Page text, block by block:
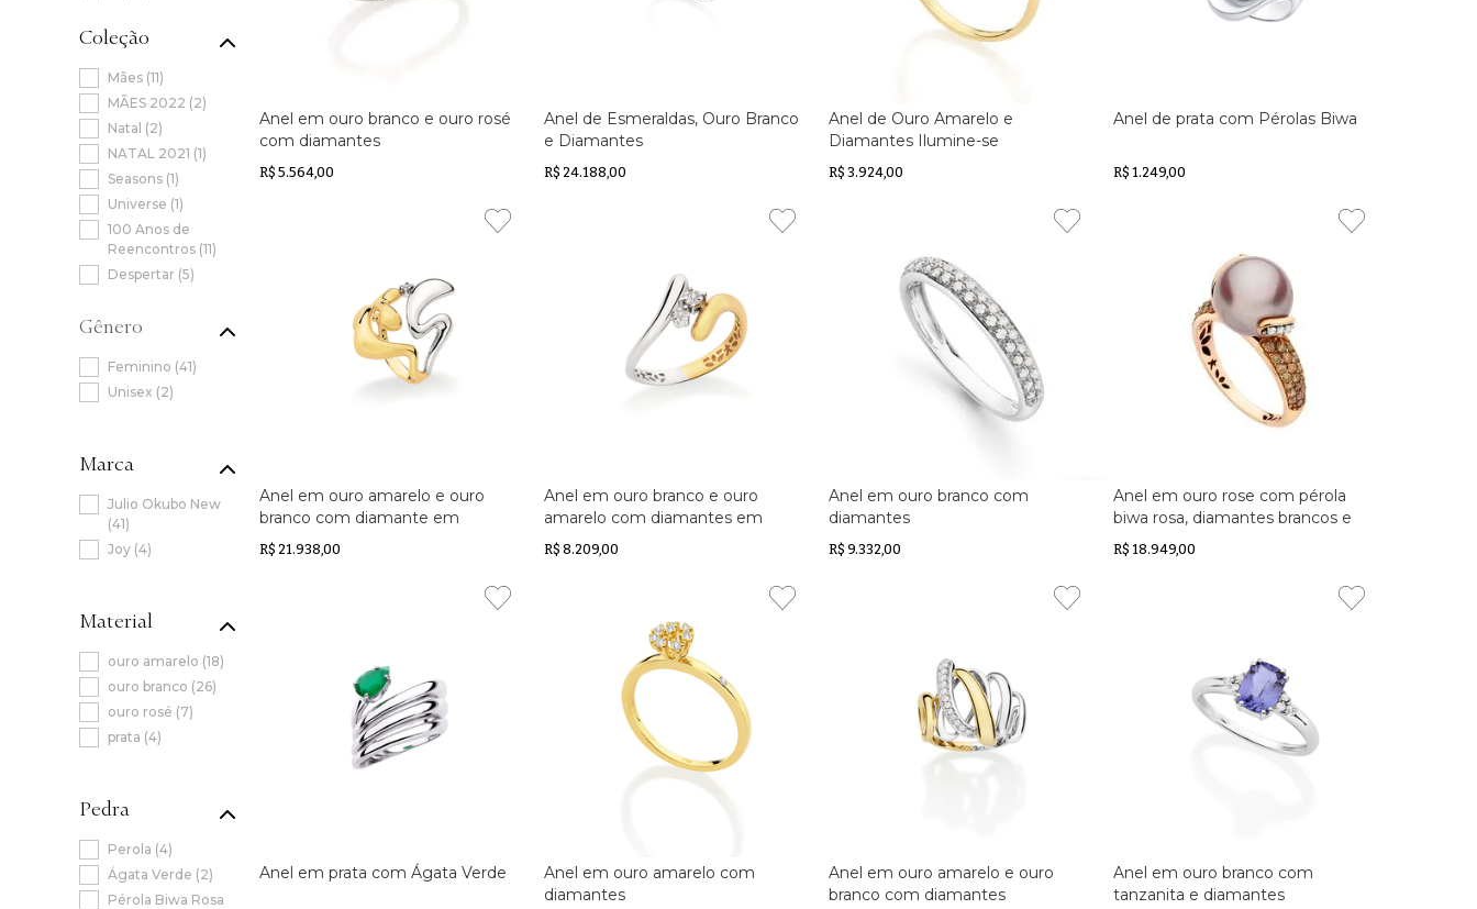
Coleção
Mães (11)
MÃES 2022 (2)
Natal (2)
NATAL 2021 (1)
Seasons (1)
Universe (1)
100 Anos de
Reencontros (11)
Despertar (5)
Gender
(41)
(2)
Marca
Julio Okubo New
(41)
Joy (4)
Material
ouro amarelo (18)
ouro branco (26)
ouro rosé (7)
prata (4)
Pedra
Perola (4)
Ágata Verde (2)
Pérola Biwa Rosa
Anel em ouro branco e ouro rosé
com diamantes
R$ 5.564,00
Anel de Esmeraldas, Ouro Branco
e Diamantes
R$ 24.188,00
Anel de Ouro Amarelo e
Diamantes Ilumine-se
R$ 3.924,00
Anel de prata com Pérolas Biwa
R$ 1.249,00
Anel em ouro amarelo e ouro
branco com diamante em
cravação artística
R$ 21.938,00
Anel em ouro branco e ouro
amarelo com diamantes em
cravação artística
R$ 8.209,00
Anel em ouro branco com
diamantes
R$ 9.332,00
Anel em ouro rose com pérola
biwa rosa, diamantes brancos e
diamantes brown
R$ 18.949,00
Anel em prata com Ágata Verde
Anel em ouro amarelo com
diamantes
Anel em ouro amarelo e ouro
branco com diamantes
Anel em ouro branco com
tanzanita e diamantes